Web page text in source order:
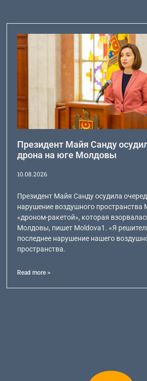
Президент Майя Санду
дрона на юге Молдовы
10.08.2026
Президент Майя Санду осудила
нарушение воздушного
«дроном-ракетой», которая
Молдовы, пишет Moldova1. «Я
последнее нарушение нашего
пространства.
Read more >